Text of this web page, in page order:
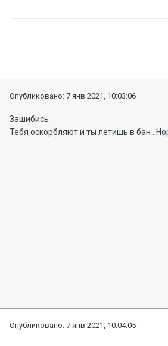
Опубликовано:7 янв 2021, 10:03:06
Зашибись
Тебя оскорбляют и ты летишь в бан .
Опубликовано:7 янв 2021, 10:04:05